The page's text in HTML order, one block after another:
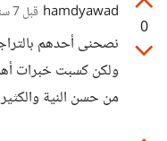
0
hamdyawad قبل 7 سنوات
نصحنى أحدهم
ولكن كسبت خبرات
من حسن النية